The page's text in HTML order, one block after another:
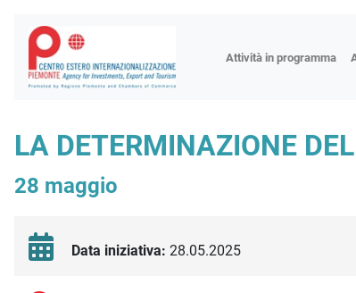
Attività in programma
LA DETERMINAZIONE
28 maggio
Data iniziativa: 28.05.2025